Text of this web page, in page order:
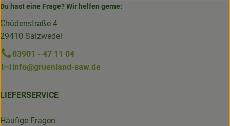
Du hast eine Frage? Wir helfen gerne:
Chüdenstraße 4
29410 Salzwedel
03901 - 47 11 04
info@gruenland-saw.de
LIEFERSERVICE
Häufige Fragen